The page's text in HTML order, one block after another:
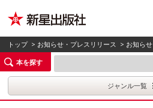
トップ > お知らせ・プレスリリース > お知らせ
本を探す
ジャンル一覧